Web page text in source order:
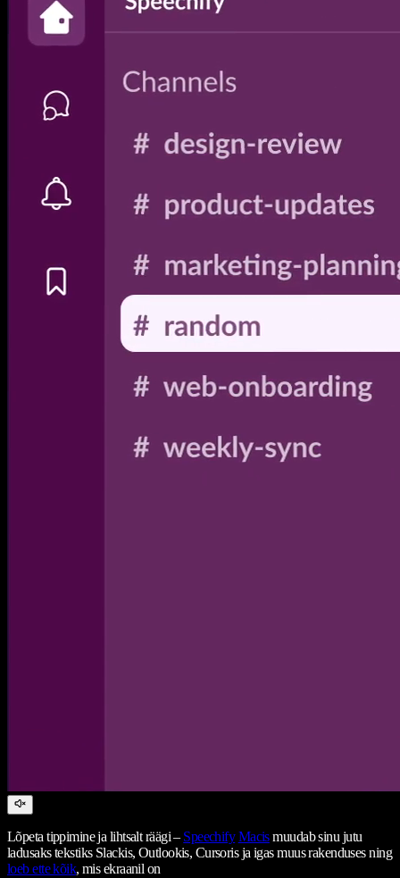
Lõpeta tippimine ja lihtsalt räägi – Speechify Macismuudab sinu jutu
ladusaks tekstiks Slackis, Outlookis, Cursoris ja igas muus rakenduses ning
loeb ette kõik, mis ekraanil on